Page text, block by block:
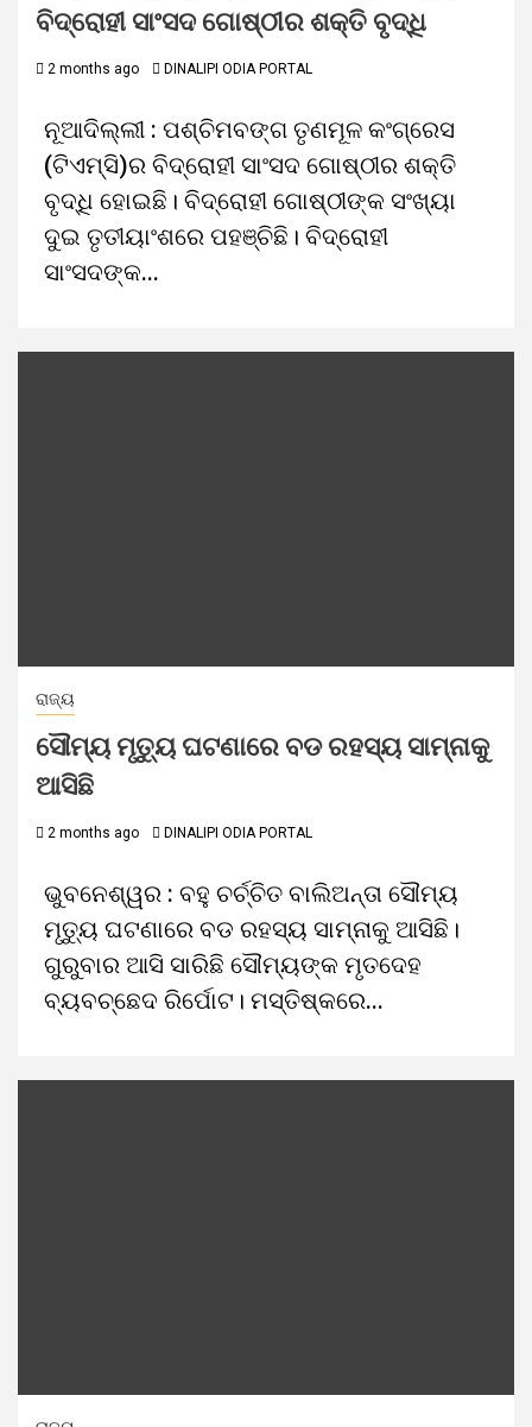
ବିଦ୍ରୋହୀ ସାଂସଦ ଗୋଷ୍ଠୀର ଶକ୍ତି ବୃଦ୍ଧି
2 months ago DINALIPI ODIA PORTAL
ନୂଆଦିଲ୍ଲୀ : ପଶ୍ଚିମବଙ୍ଗ ତୃଣମୂଳ କଂଗ୍ରେସ
(ଟିଏମ୍‌ସି)ର ବିଦ୍ରୋହୀ ସାଂସଦ ଗୋଷ୍ଠୀର ଶକ୍ତି
ବୃଦ୍ଧି ହୋଇଛି। ବିଦ୍ରୋହୀ ଗୋଷ୍ଠୀଙ୍କ ସଂଖ୍ୟା
ଦୁଇ ତୃତୀୟାଂଶରେ ପହଞ୍ଚିଛି। ବିଦ୍ରୋହୀ
ସାଂସଦଙ୍କ...
ରାଜ୍ୟ
ସୌମ୍ୟ ମୃତ୍ୟୁ ଘଟଣାରେ ବଡ ରହସ୍ୟ ସାମ୍ନାକୁ
ଆସିଛି
2 months ago DINALIPI ODIA PORTAL
ଭୁବନେଶ୍ୱର : ବହୁ ଚର୍ଚ୍ଚିତ ବାଲିଅନ୍ତା ସୌମ୍ୟ
ମୃତ୍ୟୁ ଘଟଣାରେ ବଡ ରହସ୍ୟ ସାମ୍ନାକୁ ଆସିଛି।
ଗୁରୁବାର ଆସି ସାରିଛି ସୌମ୍ୟଙ୍କ ମୃତଦେହ
ବ୍ୟବଚ୍ଛେଦ ରିର୍ପୋଟ। ମସ୍ତିଷ୍କରେ...